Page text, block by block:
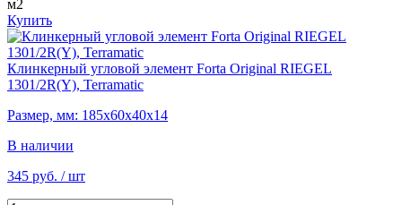
м2
Купить
Клинкерный угловой элемент Forta Original RIEGEL
1301/2R(Y), Terramatic
Размер, мм: 185х60х40х14
В наличии
345 руб. / шт